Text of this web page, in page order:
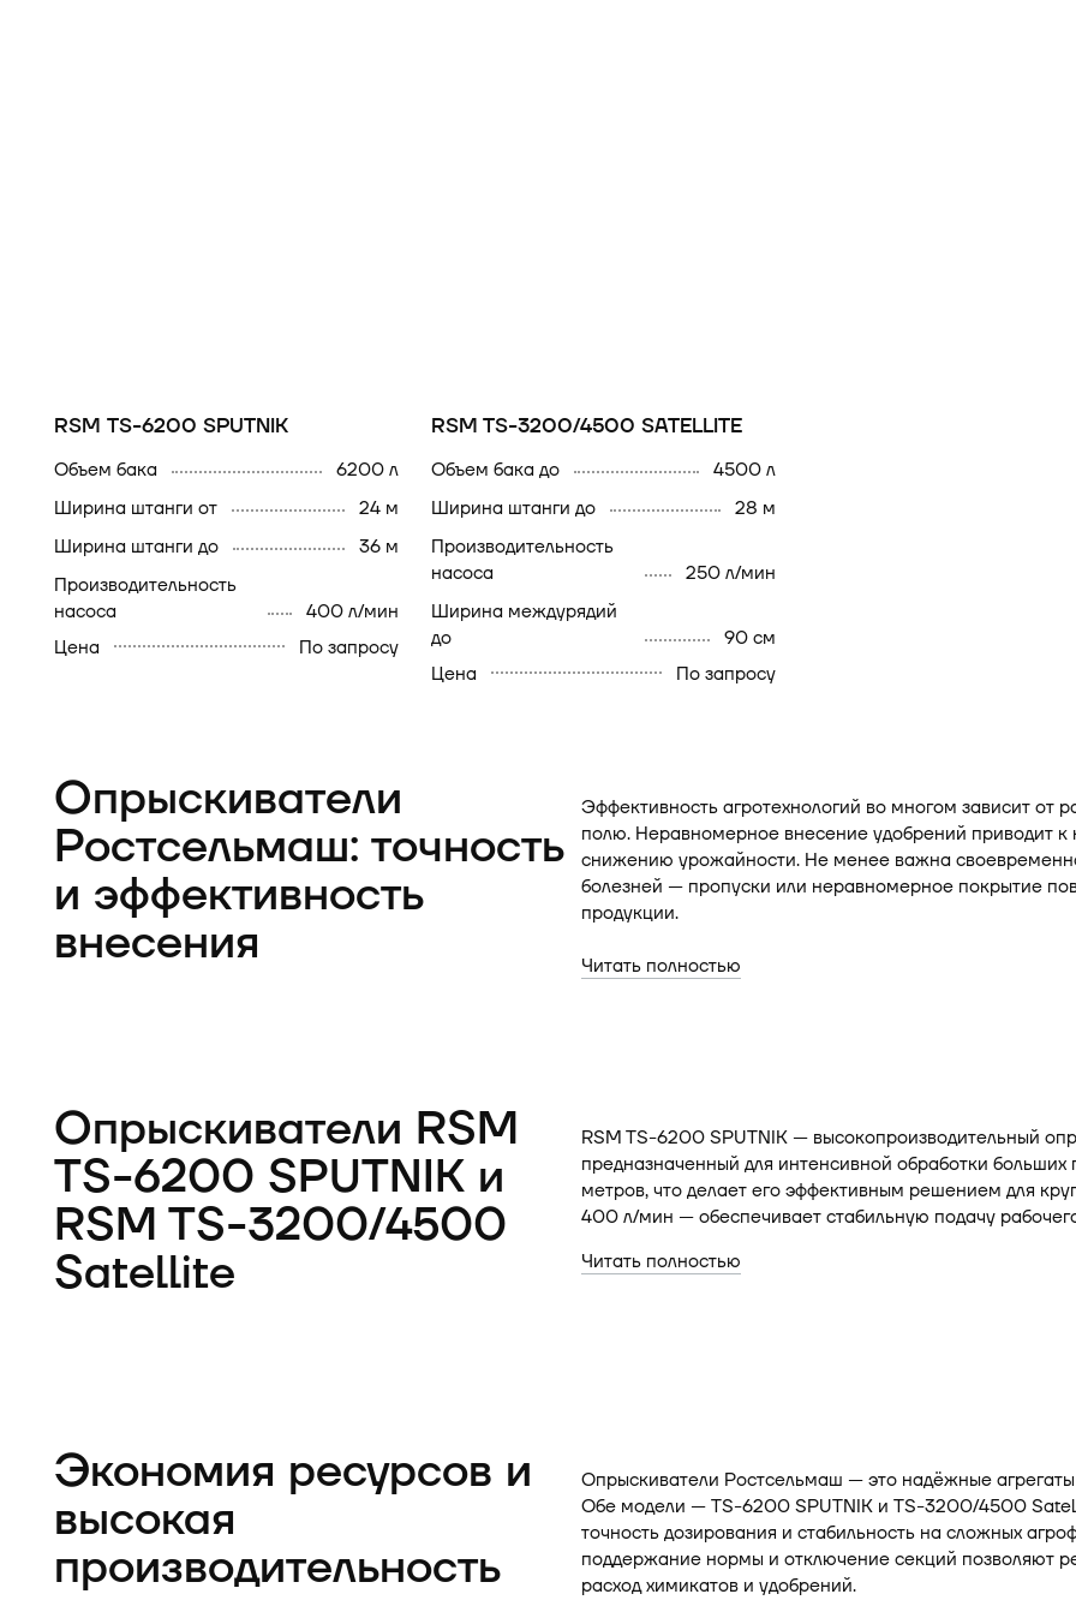
RSM TS-6200 SPUTNIK
Объем бака
6200 л
Ширина штанги от
24 м
Ширина штанги до
36 м
Производительность
насоса
400 л/мин
Цена
По запросу
RSM TS-3200/4500 SATELLITE
Объем бака до
4500 л
Ширина штанги до
28 м
Производительность
насоса
250 л/мин
Ширина междурядий
до
90 см
Цена
По запросу
Опрыскиватели
Ростсельмаш: точность
и эффективность
внесения
Эффективность агротехнологий во многом зависит
полю. Неравномерное внесение удобрений приводит
снижению урожайности. Не менее важна
болезней — пропуски или неравномерное покрытие
продукции.
Читать полностью
Опрыскиватели RSM
TS-6200 SPUTNIK и
RSM TS-3200/4500
Satellite
RSM TS-6200 SPUTNIK — высокопроизводительный
предназначенный для интенсивной обработки
метров, что делает его эффективным решением для
400 л/мин — обеспечивает стабильную подачу
Читать полностью
Экономия ресурсов и
высокая
производительность
Опрыскиватели Ростсельмаш — это надёжные
Обе модели — TS-6200 SPUTNIK и TS-3200/4500
точность дозирования и стабильность на сложных
поддержание нормы и отключение секций позволяют
расход химикатов и удобрений.